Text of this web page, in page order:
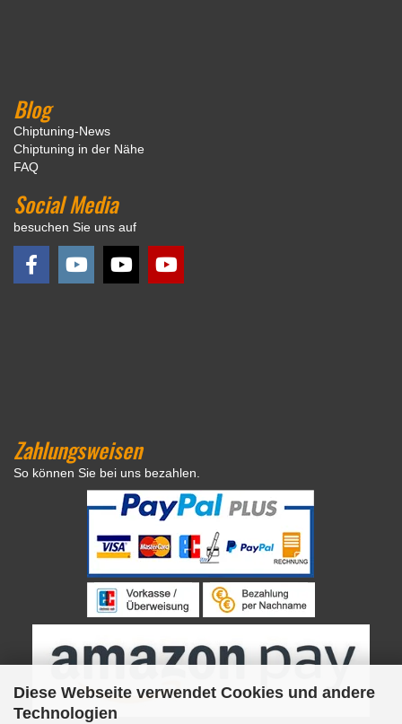
Diese Webseite verwendet Cookies und andere
Technologien
Blog
Chiptuning-News
Chiptuning in der Nähe
FAQ
Social Media
besuchen Sie uns auf
Zahlungsweisen
So können Sie bei uns bezahlen.